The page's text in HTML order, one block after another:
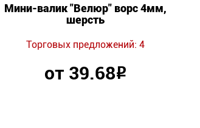
Мини-валик "Велюр" ворс 4мм,
шерсть
Торговых предложений: 4
от 39.68Р